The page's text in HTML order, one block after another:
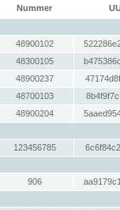
Nummer
48900102
48300105
48900237
48700103
48900204
123456785
906